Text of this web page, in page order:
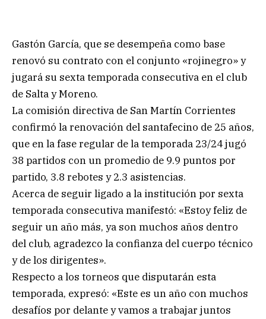
Gastón García, que se desempeña como base
renovó su contrato con el conjunto «rojinegro» y
jugará su sexta temporada consecutiva en el club
de Salta y Moreno.
La comisión directiva de San Martín Corrientes
confirmó la renovación del santafecino de 25 años,
que en la fase regular de la temporada 23/24 jugó
38 partidos con un promedio de 9.9 puntos por
partido, 3.8 rebotes y 2.3 asistencias.
Acerca de seguir ligado a la institución por sexta
temporada consecutiva manifestó: «Estoy feliz de
seguir un año más, ya son muchos años dentro
del club, agradezco la confianza del cuerpo técnico
y de los dirigentes».
Respecto a los torneos que disputarán esta
temporada, expresó: «Este es un año con muchos
desafíos por delante y vamos a trabajar juntos